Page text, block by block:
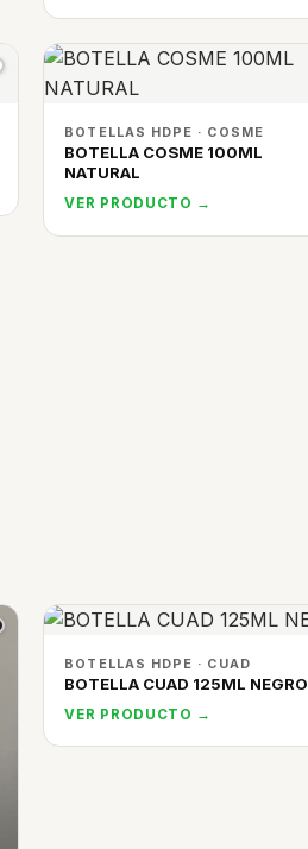
BOTELLAS HDPE · COSME
BOTELLA COSME 100ML
NATURAL
VER PRODUCTO →
BOTELLAS HDPE · CUAD
BOTELLA CUAD 125ML NEGRO
VER PRODUCTO →